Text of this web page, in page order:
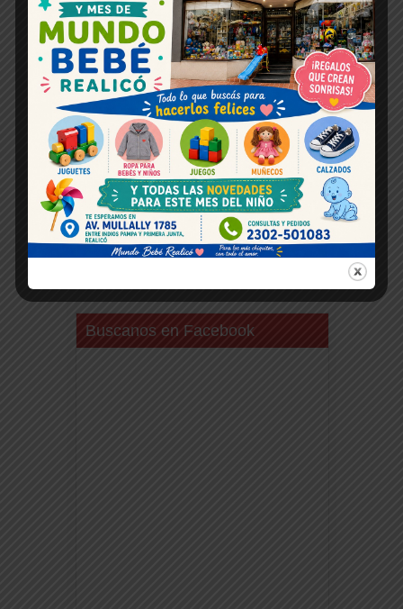
Buscanos en Facebook